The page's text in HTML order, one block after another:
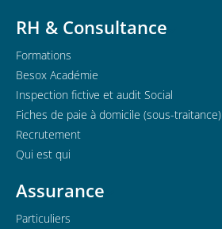
RH & Consultance
Formations
Besox Académie
Inspection fictive et audit Social
Fiches de paie à domicile (sous-traitance)
Recrutement
Qui est qui
Assurance
Particuliers